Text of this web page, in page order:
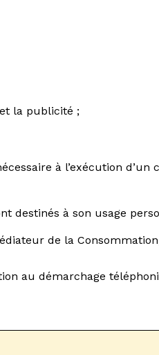
la publicité ;
à l’exécution
destinés à son usage
de la
au démarchage